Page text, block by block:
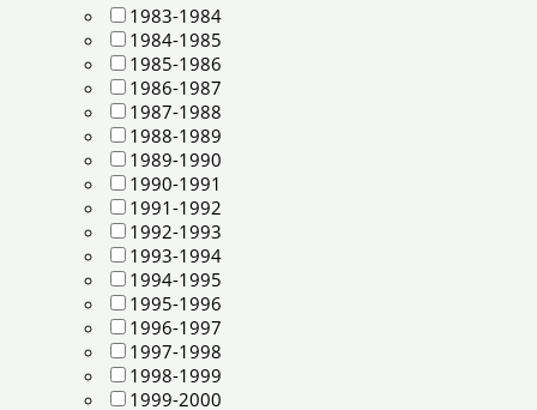
1983-1984
1984-1985
1985-1986
1986-1987
1987-1988
1988-1989
1989-1990
1990-1991
1991-1992
1992-1993
1993-1994
1994-1995
1995-1996
1996-1997
1997-1998
1998-1999
1999-2000